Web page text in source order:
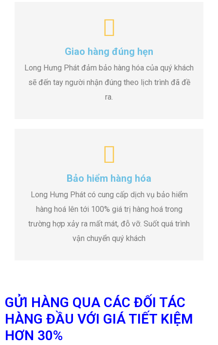
Giao hàng đúng hẹn
Long Hưng Phát đảm bảo hàng hóa của quý khách
sẽ đến tay người nhận đúng theo lịch trình đã đề
ra.
Bảo hiểm hàng hóa
Long Hưng Phát có cung cấp dịch vụ bảo hiểm
hàng hoá lên tới 100% giá trị hàng hoá trong
trường hợp xảy ra mất mát, đỗ vỡ. Suốt quá trình
vận chuyển quý khách
GỬI HÀNG QUA CÁC ĐỐI TÁC
HÀNG ĐẦU VỚI GIÁ TIẾT KIỆM
HƠN 30%